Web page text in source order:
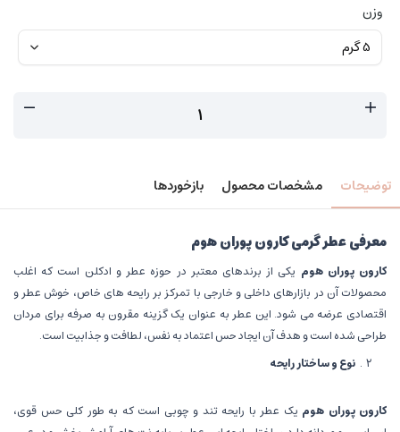
وزن
توضیحات مشخصات محصول بازخوردها
معرفی عطر گرمی کارون پوران هوم
کارون پوران هوم یکی از برندهای معتبر در حوزه عطر و ادکلن است که اغلب
محصولات آن در بازارهای داخلی و خارجی با تمرکز بر رایحه های خاص، خوش عطر و
اقتصادی عرضه می شود. این عطر به عنوان یک گزینه مقرون به صرفه برای مردان
طراحی شده است و هدف آن ایجاد حس اعتماد به نفس، لطافت و جذابیت است.
نوع و ساختار رایحه
کارون پوران هوم یک عطر با رایحه تند و چوبی است که به طور کلی حس قوی،